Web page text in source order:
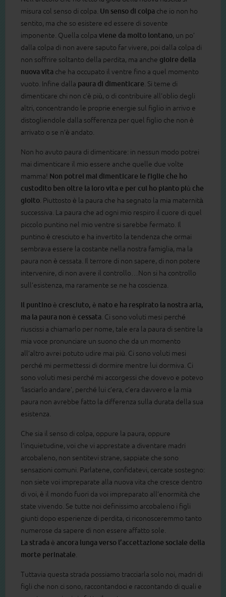
misura col senso di colpa. Un senso di colpa che io non ho
sentito, ma che so esistere ed essere di sovente
imponente. Quella colpa viene da molto lontano, un po’
dalla colpa di non avere saputo far vivere, poi dalla colpa di
non soffrire soltanto della perdita, ma anche gioire della
nuova vita che ha occupato il ventre fino a quel momento
vuoto. Infine dalla paura di dimenticare . Si teme di
dimenticare chi non c’è più, o di contribuire all'oblio degli
altri, concentrando le proprie energie sul figlio in arrivo e
distogliendole dalla sofferenza per quel figlio che non è
arrivato o se n’è andato.
Non ho avuto paura di dimenticare: in nessun modo potrei
mai dimenticare il mio essere anche quelle due volte
mamma! Non potrei mai dimenticare le figlie che ho
custodito ben oltre la loro vita e per cui ho pianto più che
gioito . Piuttosto è la paura che ha segnato la mia maternità
successiva. La paura che ad ogni mio respiro il cuore di quel
piccolo puntino nel mio ventre si sarebbe fermato. Il
puntino è cresciuto e ha invertito la tendenza che ormai
sembrava essere la costante nella nostra famiglia, ma la
paura non è cessata. Il terrore di non sapere, di non potere
intervenire, di non avere il controllo…Non si ha controllo
sull’esistenza, ma raramente se ne ha coscienza.
Il puntino è cresciuto, è nato e ha respirato la nostra aria,
ma la paura non è cessata . Ci sono voluti mesi perché
riuscissi a chiamarlo per nome, tale era la paura di sentire la
mia voce pronunciare un suono che da un momento
all’altro avrei potuto udire mai più. Ci sono voluti mesi
perché mi permettessi di dormire mentre lui dormiva. Ci
sono voluti mesi perché mi accorgessi che dovevo e potevo
‘lasciarlo andare’, perché lui c’era, c’era davvero e la mia
paura non avrebbe fatto la differenza sulla durata della sua
esistenza.
Che sia il senso di colpa, oppure la paura, oppure
l’inquietudine, voi che vi apprestate a diventare madri
arcobaleno, non sentitevi strane, sappiate che sono
sensazioni comuni. Parlatene, confidatevi, cercate sostegno:
non siete voi impreparate alla nuova vita che cresce dentro
di voi, è il mondo fuori da voi impreparato all’enormità che
state vivendo. Se tutte noi definissimo arcobaleno i figli
giunti dopo esperienze di perdita, ci riconosceremmo tanto
numerose da sapere di non essere affatto sole.
La strada è ancora lunga verso l’accettazione sociale della
morte perinatale
Tuttavia questa strada possiamo tracciarla solo noi, madri di
figli che non ci sono, raccontandoci e raccontando di quali e